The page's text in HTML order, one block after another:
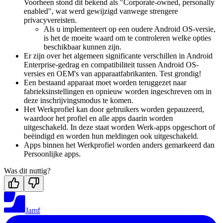
Voorheen stond dit bekend als "Corporate-owned, personally
enabled", wat werd gewijzigd vanwege strengere
privacyvereisten.
Als u implementeert op een oudere Android OS-versie,
is het de moeite waard om te controleren welke opties
beschikbaar kunnen zijn.
Er zijn over het algemeen significante verschillen in Android
Enterprise-gedrag en compatibiliteit tussen Android OS-
versies en OEM's van apparaatfabrikanten. Test grondig!
Een bestaand apparaat moet worden teruggezet naar
fabrieksinstellingen en opnieuw worden ingeschreven om in
deze inschrijvingsmodus te komen.
Het Werkprofiel kan door gebruikers worden gepauzeerd,
waardoor het profiel en alle apps daarin worden
uitgeschakeld. In deze staat worden Werk-apps opgeschort of
beëindigd en worden hun meldingen ook uitgeschakeld.
Apps binnen het Werkprofiel worden anders gemarkeerd dan
Persoonlijke apps.
Was dit nuttig?
Jamf